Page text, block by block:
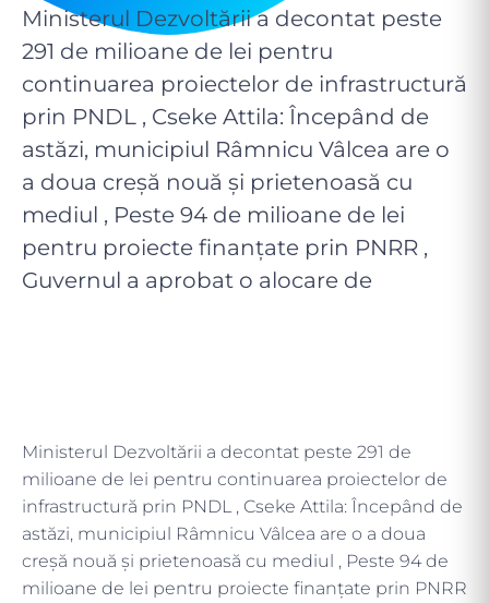
Ministerul Dezvoltării a decontat peste
291 de milioane de lei pentru
continuarea proiectelor de infrastructură
prin PNDL , Cseke Attila: Începând de
astăzi, municipiul Râmnicu Vâlcea are o
a doua creșă nouă și prietenoasă cu
mediul , Peste 94 de milioane de lei
pentru proiecte finanțate prin PNRR ,
Guvernul a aprobat o alocare de
Ministerul Dezvoltării a decontat peste 291 de
milioane de lei pentru continuarea proiectelor de
infrastructură prin PNDL , Cseke Attila: Începând de
astăzi, municipiul Râmnicu Vâlcea are o a doua
creșă nouă și prietenoasă cu mediul , Peste 94 de
milioane de lei pentru proiecte finanțate prin PNRR